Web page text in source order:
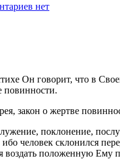
нет
Он говорит, что в
повинности.
закон о жертве
поклонение,
человек склонился
воздать положенную Ему